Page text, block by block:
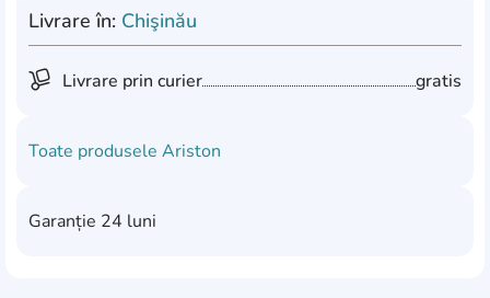
Livrare în: Chişinău
Livrare prin curier gratis
Toate produsele Ariston
Garanție 24 luni